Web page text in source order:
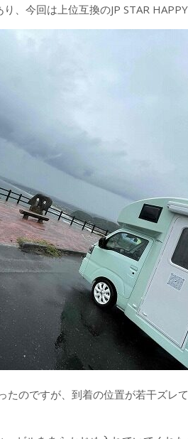
、今回は上位互換のJP STAR
たのですが、到着の位置が若干ズレ